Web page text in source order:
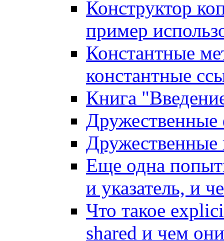
Конструктор
пример
Константные
константные
Книга
Дружественные
Еще одна
и указатель, и
Что такое
shared и чем